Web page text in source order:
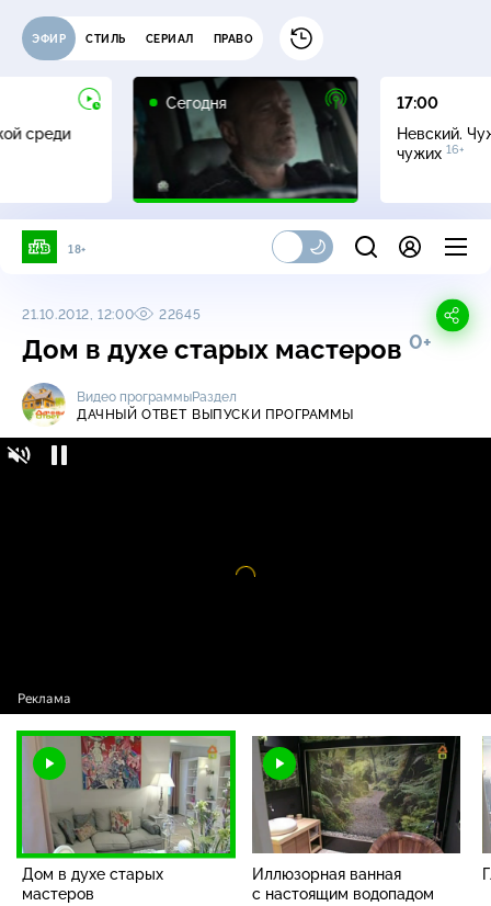
ЭФИР СТИЛЬ СЕРИАЛ ПРАВО
среди
Сегодня
17:00
Невский.
чужих 16+
18+
21.10.2012, 12:00 22645
Дом в духе старых мастеров 0+
Видео программы
ДАЧНЫЙ ОТВЕТ
Раздел
ВЫПУСКИ ПРОГРАММЫ
Видео
Дом в духе старых
мастеров
Иллюзорная ванная
с настоящим водопадом